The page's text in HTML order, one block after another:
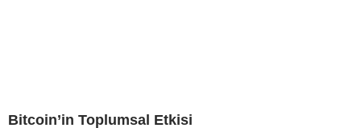
Bitcoin’in Toplumsal Etkisi